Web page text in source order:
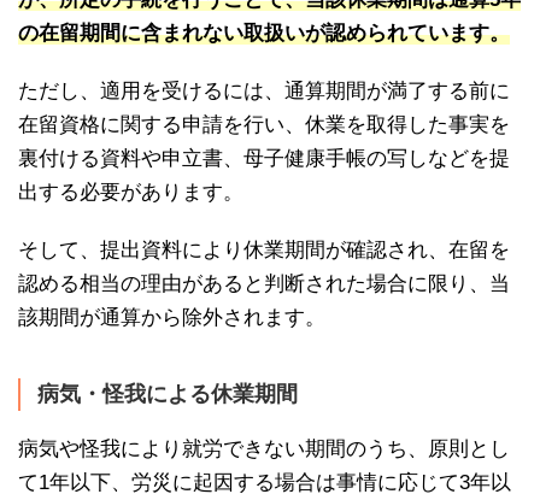
の在留期間に含まれない取扱いが認められています。
ただし、適用を受けるには、通算期間が満了する前に
在留資格に関する申請を行い、休業を取得した事実を
裏付ける資料や申立書、母子健康手帳の写しなどを提
出する必要があります。
そして、提出資料により休業期間が確認され、在留を
認める相当の理由があると判断された場合に限り、当
該期間が通算から除外されます。
病気・怪我による休業期間
病気や怪我により就労できない期間のうち、原則とし
て1年以下、労災に起因する場合は事情に応じて3年以